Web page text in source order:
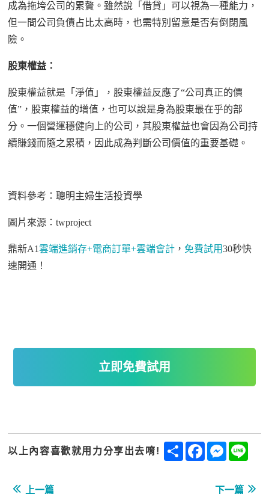
成為拖垮公司的累贅。雖然說 「借貸 」 可以視為一種能力，
但一間公司負債占比太高時 ，也需特別留意是否有倒閉風
險。
股東權益：
股東權益就是 「淨值 」 ，股東權益反應了“公司真正的價
值” ，股東權益的增值 ，也可以說是身為股東最在乎的部
分。一個營運穩健向上的公司 ，其股東權益也會因為公司持
續賺錢而隨之累積，因此成為判斷公司價值的重要基礎。
資料參考：聰明主婦生活投資學
圖片來源：twproject
鼎新A1雲端進銷存+電商訂單+雲端會計 ， 免費試用30秒快
速開通！
立即免費試用
以上內容喜歡就用力分享出去唷! ShareFacebook
上一篇 下一篇